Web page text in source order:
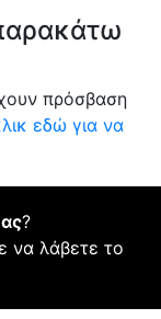
πρόσβαση
εδώ για να
?
να λάβετε το